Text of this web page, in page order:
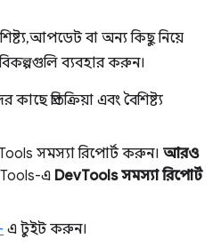
আপডেট বা অন্য কিছু নিয়ে
ব্যবহার করুন।
প্রতিক্রিয়া এবং বৈশিষ্ট্য
সমস্যা রিপোর্ট করুন। আরও
এ DevTools সমস্যা রিপোর্ট
এ টুইট করুন।